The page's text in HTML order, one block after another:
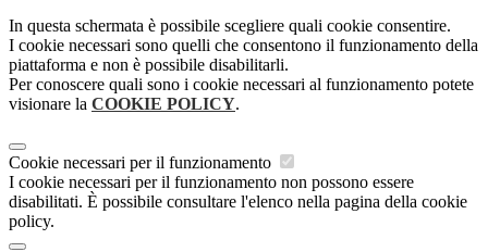
In questa schermata è possibile scegliere quali cookie consentire.
I cookie necessari sono quelli che consentono il funzionamento della
piattaforma e non è possibile disabilitarli.
Per conoscere quali sono i cookie necessari al funzionamento potete
visionare la COOKIE POLICY.
Cookie necessari per il funzionamento
I cookie necessari per il funzionamento non possono essere
disabilitati. È possibile consultare l'elenco nella pagina della cookie
policy.